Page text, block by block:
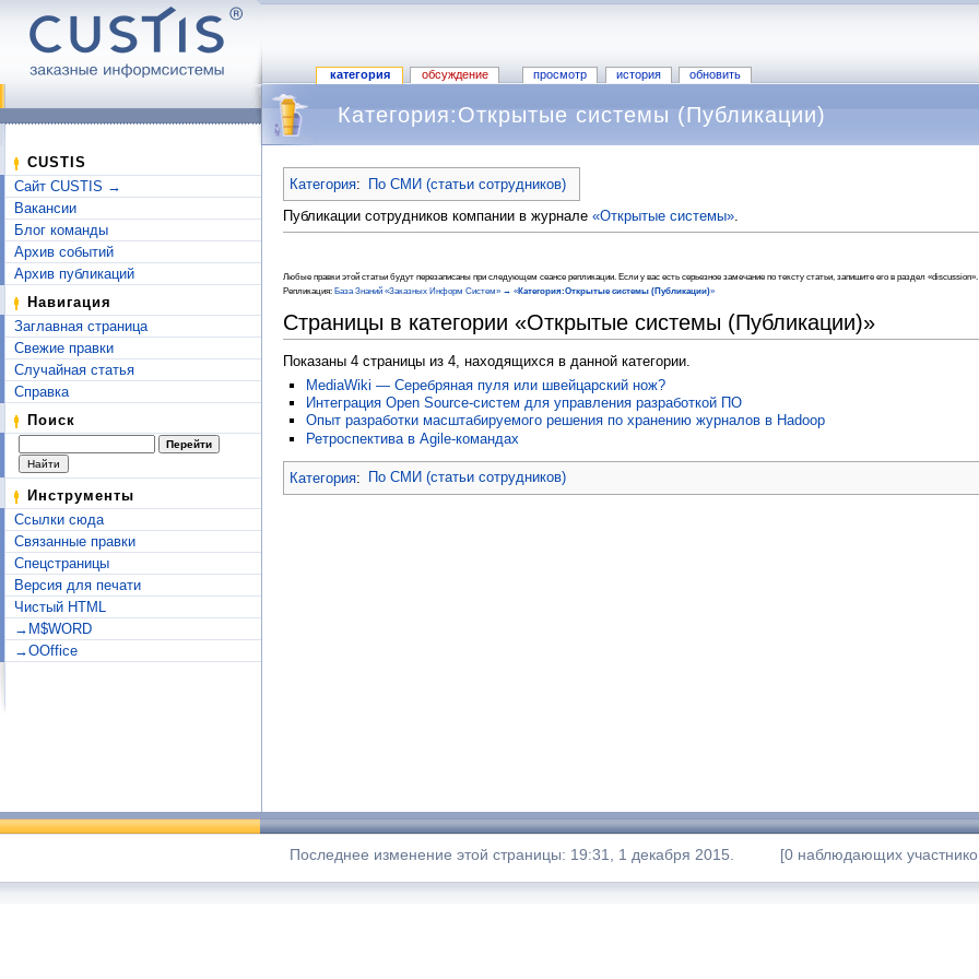
категория обсуждение просмотр история обновить
CUSTIS
Сайт CUSTIS →
Вакансии
Блог команды
Архив событий
Архив публикаций
Навигация
Заглавная страница
Свежие правки
Случайная статья
Справка
Поиск
Инструменты
Ссылки сюда
Связанные правки
Спецстраницы
Версия для печати
Чистый HTML
→M$WORD
→OOffice
Категория:Открытые системы (Публикации)
Категория: По СМИ (статьи сотрудников)
Публикации сотрудников компании в журнале «Открытые системы».
Любые правки этой статьи будут перезаписаны при следующем сеансе репликации. Если у вас есть серьезное замечание по тексту статьи, запишите его в раздел «discussion».
Репликация: База Знаний «Заказных Информ Систем» → «Категория:Открытые системы (Публикации)»
Страницы в категории «Открытые системы (Публикации)»
Показаны 4 страницы из 4, находящихся в данной категории.
MediaWiki — Серебряная пуля или швейцарский нож?
Интеграция Open Source-систем для управления разработкой ПО
Опыт разработки масштабируемого решения по хранению журналов в Hadoop
Ретроспектива в Agile-командах
Категория: По СМИ (статьи сотрудников)
Последнее изменение этой страницы: 19:31, 1 декабря 2015. [0 наблюдающих